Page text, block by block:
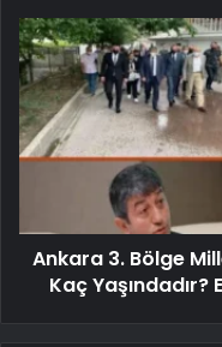
Ankara 3. Bölge
Kaç